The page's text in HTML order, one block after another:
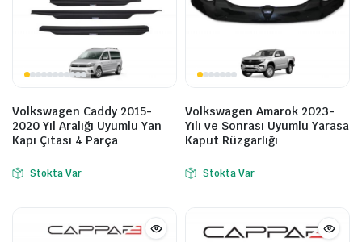
Volkswagen Caddy 2015-
2020 Yıl Aralığı Uyumlu Yan
Kapı Çıtası 4 Parça
Stokta Var
Volkswagen Amarok 2023-
Yılı ve Sonrası Uyumlu Yarasa
Kaput Rüzgarlığı
Stokta Var